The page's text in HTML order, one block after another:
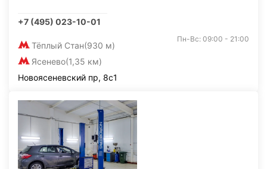
+7 (495) 023-10-01
Тёплый Стан(930 м)
Ясенево(1,35 км)
Пн-Вс: 09:00 - 21:00
Новоясеневский пр, 8с1